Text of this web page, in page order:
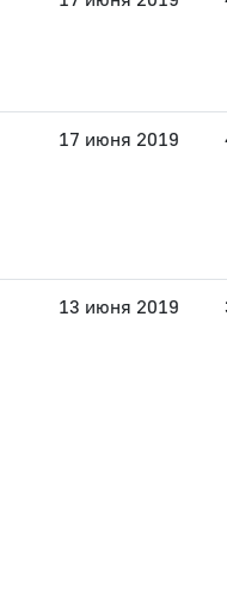
17 июня 2019
13 июня 2019